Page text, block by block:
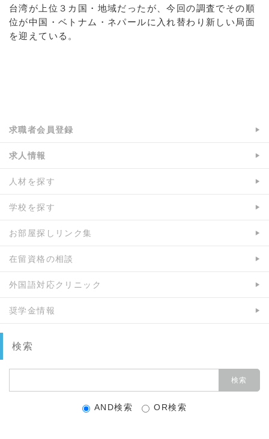
台湾が上位３カ国・地域だったが、今回の調査でその順
位が中国・ベトナム・ネパールに入れ替わり新しい局面
を迎えている。
求職者会員登録
求人情報
人材を探す
学校を探す
お部屋探しリンク集
在留資格の相談
外国語対応クリニック
奨学金情報
検索
AND検索 OR検索